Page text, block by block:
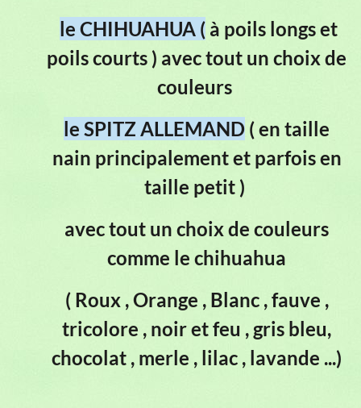
le CHIHUAHUA ( à poils longs et
poils courts ) avec tout un choix de
couleurs
le SPITZ ALLEMAND ( en taille
nain principalement et parfois en
taille petit )
avec tout un choix de couleurs
comme le chihuahua
( Roux , Orange , Blanc , fauve ,
tricolore , noir et feu , gris bleu,
chocolat , merle , lilac , lavande ...)